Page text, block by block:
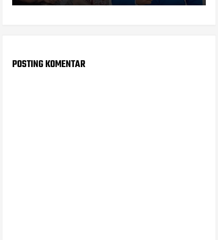
POSTING KOMENTAR